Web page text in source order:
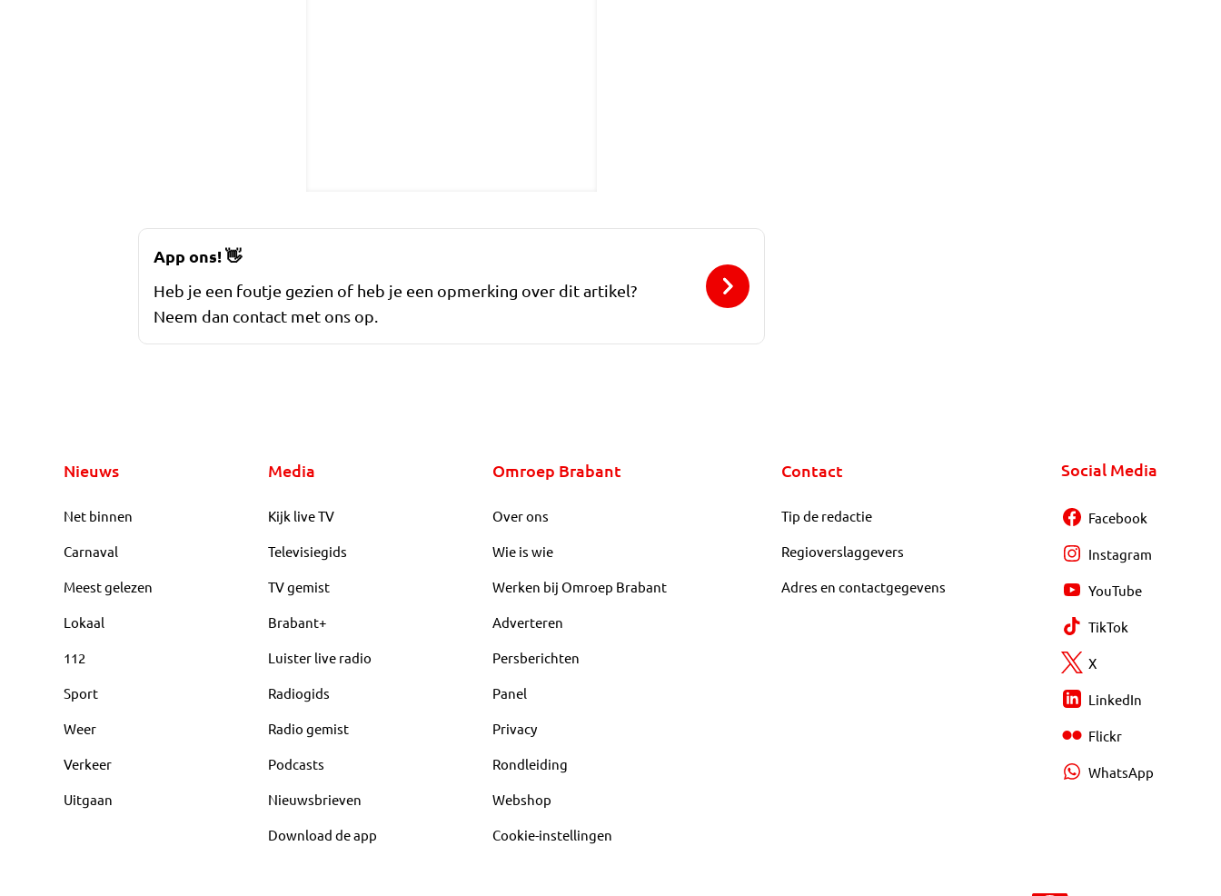
App ons!👋
Heb je een foutje gezien of heb je een opmerking over dit artikel?
Neem dan contact met ons op.
Nieuws
Net binnen
Carnaval
Meest gelezen
Lokaal
112
Sport
Weer
Verkeer
Uitgaan
Media
Kijk live TV
Televisiegids
TV gemist
Brabant+
Luister live radio
Radiogids
Radio gemist
Podcasts
Nieuwsbrieven
Download de app
Omroep Brabant
Over ons
Wie is wie
Werken bij Omroep Brabant
Adverteren
Persberichten
Panel
Privacy
Rondleiding
Webshop
Cookie-instellingen
Contact
Tip de redactie
Regioverslaggevers
Adres en contactgegevens
Social Media
Facebook
Instagram
YouTube
TikTok
X
LinkedIn
Flickr
WhatsApp